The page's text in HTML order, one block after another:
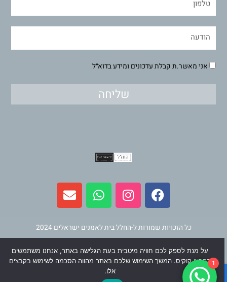
אני מאשר.ת קבלת עדכונים ומידע בדוא״ל
שליחה
F
a
c
b
o
o
k
I
n
s
a
g
r
a
W
h
a
s
a
p
p
E
n
v
l
o
p
e
כל הזכויות שמורות ל-החלל בית לאמנים ישראלים 2024
תחזוקה ופיתוחוינר מדיה
1
על מנת לספק לכם חוויה מיטבית בעת הגלישה באתר, אנחנו משתמשים
בקבצי קוקיס. המשך השימוש שלכם באתר מהווה הסכמה לשימוש בקבצים
אלו.